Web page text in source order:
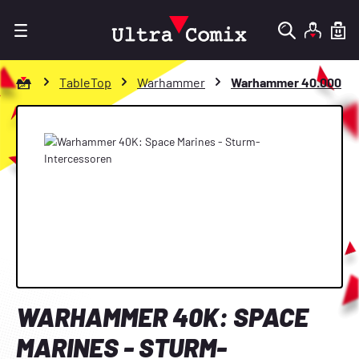
Zur Startseite gehen
TableTop Warhammer Warhammer 40.000
Bildergalerie überspringen
WARHAMMER 40K: SPACE
MARINES - STURM-